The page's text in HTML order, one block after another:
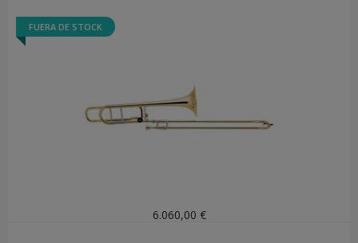
FUERA DE STOCK
6.060,00 €